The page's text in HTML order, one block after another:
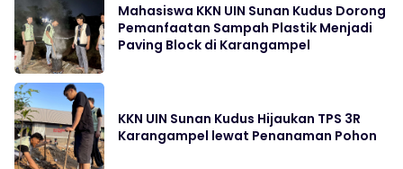
Mahasiswa KKN UIN Sunan Kudus Dorong
Pemanfaatan Sampah Plastik Menjadi
Paving Block di Karangampel
KKN UIN Sunan Kudus Hijaukan TPS 3R
Karangampel lewat Penanaman Pohon